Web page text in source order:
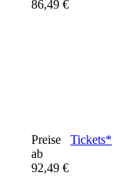
86,49 €
Preise
ab
92,49 €
Tickets*